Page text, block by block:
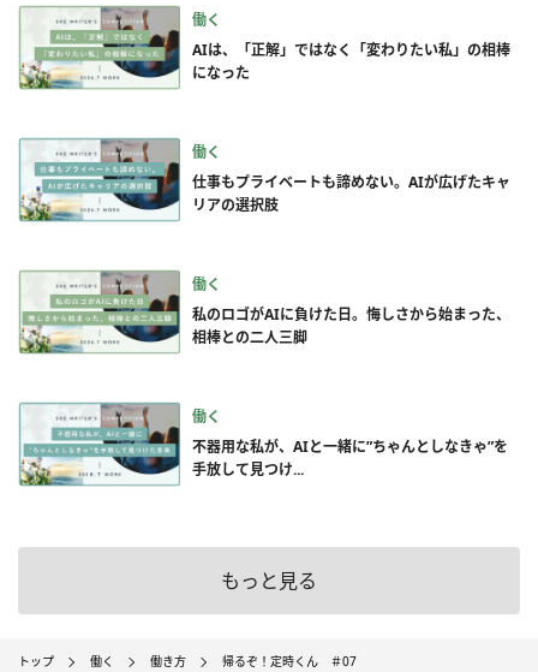
働く
AIは、「正解」ではなく「変わりたい私」の相棒
になった
働く
仕事もプライベートも諦めない。AIが広げたキャ
リアの選択肢
働く
私のロゴがAIに負けた日。悔しさから始まった、
相棒との二人三脚
働く
不器用な私が、AIと一緒に”ちゃんとしなきゃ”を
手放して見つけ...
もっと見る
トップ 働く 働き方 帰るぞ！定時くん ＃07